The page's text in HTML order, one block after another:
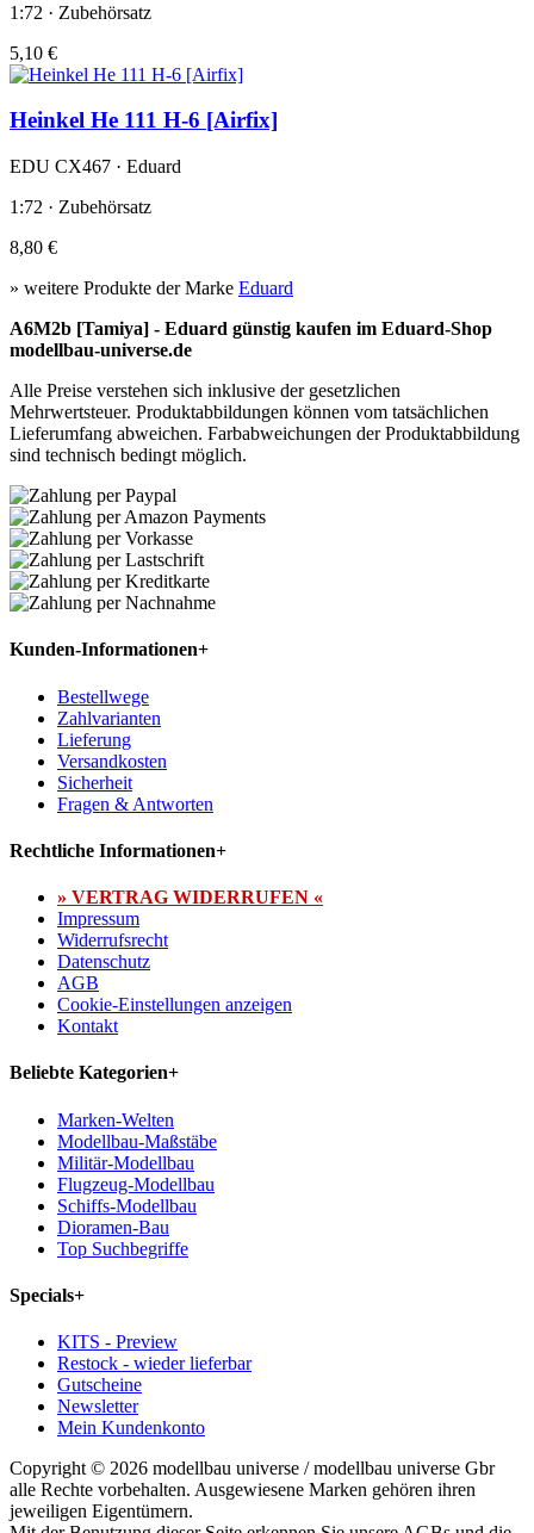
1:72 · Zubehörsatz
5,10 €
Heinkel He 111 H-6 [Airfix]
EDU CX467 · Eduard
1:72 · Zubehörsatz
8,80 €
» weitere Produkte der Marke Eduard
A6M2b [Tamiya] - Eduard günstig kaufen im Eduard-Shop
modellbau-universe.de
Alle Preise verstehen sich inklusive der gesetzlichen
Mehrwertsteuer. Produktabbildungen können vom tatsächlichen
Lieferumfang abweichen. Farbabweichungen der Produktabbildung
sind technisch bedingt möglich.
Kunden-Informationen+
Bestellwege
Zahlvarianten
Lieferung
Versandkosten
Sicherheit
Fragen & Antworten
Rechtliche Informationen+
» VERTRAG WIDERRUFEN «
Impressum
Widerrufsrecht
Datenschutz
AGB
Cookie-Einstellungen anzeigen
Kontakt
Beliebte Kategorien+
Marken-Welten
Modellbau-Maßstäbe
Militär-Modellbau
Flugzeug-Modellbau
Schiffs-Modellbau
Dioramen-Bau
Top Suchbegriffe
Specials+
KITS - Preview
Restock - wieder lieferbar
Gutscheine
Newsletter
Mein Kundenkonto
Copyright © 2026 modellbau universe / modellbau universe Gbr
alle Rechte vorbehalten. Ausgewiesene Marken gehören ihren
jeweiligen Eigentümern.